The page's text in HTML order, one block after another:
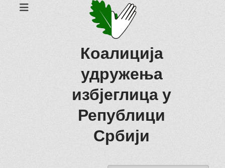
Коалиција
удружења
избјеглица у
Републици
Србији